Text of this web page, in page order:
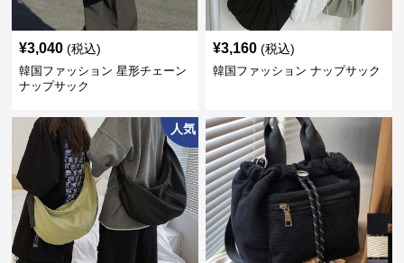
¥3,040 (税込)
韓国ファッション 星形チェーン
ナップサック
¥3,160 (税込)
韓国ファッション ナップサック
人気